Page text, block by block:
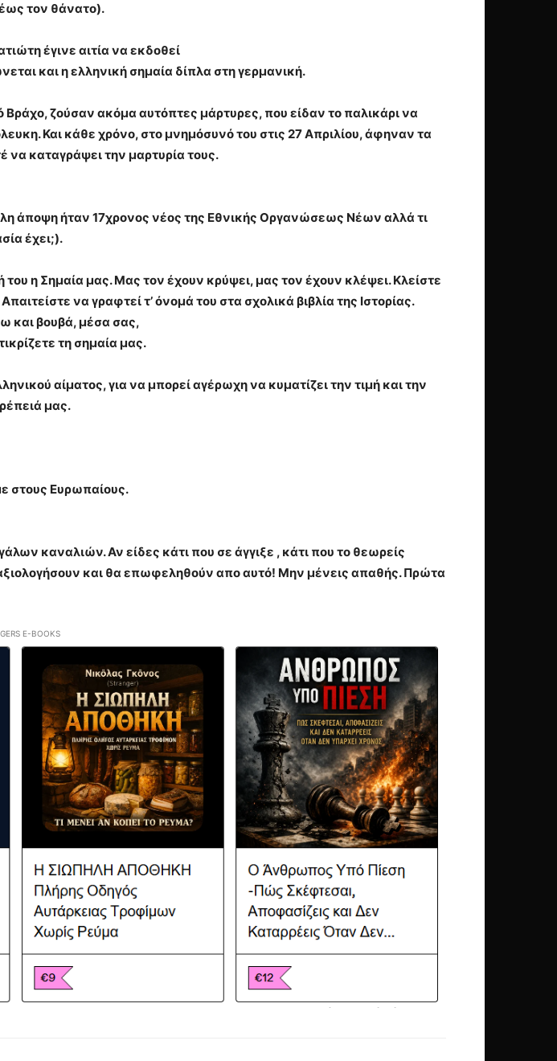
τον θάνατο).
έγινε αιτία να εκδοθεί
και η ελληνική σημαία δίπλα στη γερμανική.
ζούσαν ακόμα αυτόπτες μάρτυρες, που είδαν το παλικάρι να
Και κάθε χρόνο, στο μνημόσυνό του στις 27 Απριλίου, άφηναν τα
καταγράψει την μαρτυρία τους.
άποψη ήταν 17χρονος νέος της Εθνικής Οργανώσεως Νέων αλλά τι
έχει;).
του η Σημαία μας. Μας τον έχουν κρύψει, μας τον έχουν κλέψει. Κλείστε
να γραφτεί τ’ όνομά του στα σχολικά βιβλία της Ιστορίας.
και βουβά, μέσα σας,
τη σημαία μας.
αίματος, για να μπορεί αγέρωχη να κυματίζει την τιμή και την
μας.
στους Ευρωπαίους.
καναλιών. Αν είδες κάτι που σε άγγιξε , κάτι που το θεωρείς
και θα επωφεληθούν απο αυτό! Μην μένεις απαθής. Πρώτα
E-BOOKS